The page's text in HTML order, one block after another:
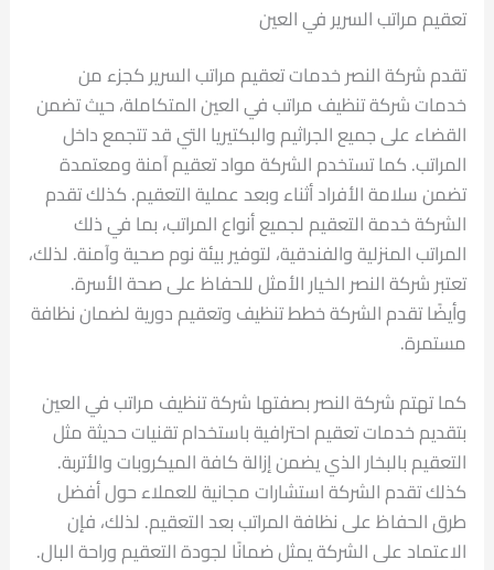
تعقيم مراتب السرير في العين
تقدم شركة النصر خدمات تعقيم مراتب السرير كجزء من
خدمات شركة تنظيف مراتب في العين المتكاملة، حيث تضمن
القضاء على جميع الجراثيم والبكتيريا التي قد تتجمع داخل
المراتب. كما تستخدم الشركة مواد تعقيم آمنة ومعتمدة
تضمن سلامة الأفراد أثناء وبعد عملية التعقيم. كذلك تقدم
الشركة خدمة التعقيم لجميع أنواع المراتب، بما في ذلك
المراتب المنزلية والفندقية، لتوفير بيئة نوم صحية وآمنة. لذلك،
تعتبر شركة النصر الخيار الأمثل للحفاظ على صحة الأسرة.
وأيضًا تقدم الشركة خطط تنظيف وتعقيم دورية لضمان نظافة
مستمرة.
كما تهتم شركة النصر بصفتها شركة تنظيف مراتب في العين
بتقديم خدمات تعقيم احترافية باستخدام تقنيات حديثة مثل
التعقيم بالبخار الذي يضمن إزالة كافة الميكروبات والأتربة.
كذلك تقدم الشركة استشارات مجانية للعملاء حول أفضل
طرق الحفاظ على نظافة المراتب بعد التعقيم. لذلك، فإن
الاعتماد على الشركة يمثل ضمانًا لجودة التعقيم وراحة البال.